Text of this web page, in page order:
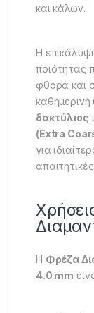
και κάλων.
Η
ποιότητας
φθορά και
δακτύλιος
(Extra
για
Η Φρέζα
4.0 mm